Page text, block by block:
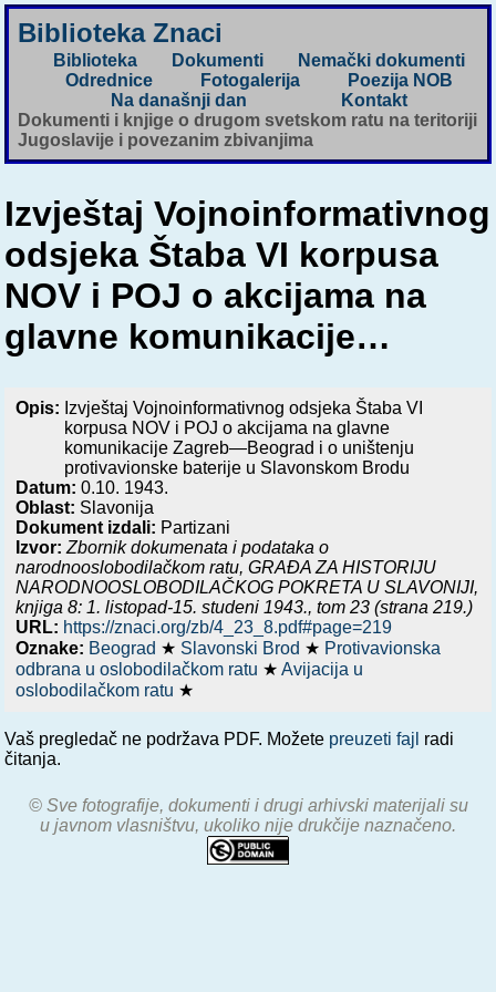
Biblioteka Znaci
Biblioteka Dokumenti
Nemački dokumenti
Odrednice
Fotogalerija
Poezija NOB
Na današnji dan
Kontakt
Dokumenti i knjige o drugom svetskom ratu na teritoriji
Jugoslavije i povezanim zbivanjima
Izvještaj Vojnoinformativnog
odsjeka Štaba VI korpusa
NOV i POJ o akcijama na
glavne komunikacije…
Opis: Izvještaj Vojnoinformativnog odsjeka Štaba VI
korpusa NOV i POJ o akcijama na glavne
komunikacije Zagreb—Beograd i o uništenju
protivavionske baterije u Slavonskom Brodu
Datum:0.10. 1943.
Oblast: Slavonija
Dokument izdali: Partizani
Izvor: Zbornik dokumenata i podataka o
narodnooslobodilačkom ratu,GRAĐA ZA HISTORIJU
NARODNOOSLOBODILAČKOG POKRETA U SLAVONIJI,
knjiga 8: 1. listopad-15. studeni 1943., tom 23 (strana 219.)
URL: https://znaci.org/zb/4_23_8.pdf#page=219
Oznake: Beograd ★ Slavonski Brod ★ Protivavionska
odbrana u oslobodilačkom ratu ★Avijacija u
oslobodilačkom ratu ★
Vaš pregledač ne podržava PDF. Možete preuzeti fajl radi
čitanja.
© Sve fotografije, dokumenti i drugi arhivski materijali su
u javnom vlasništvu, ukoliko nije drukčije naznačeno.